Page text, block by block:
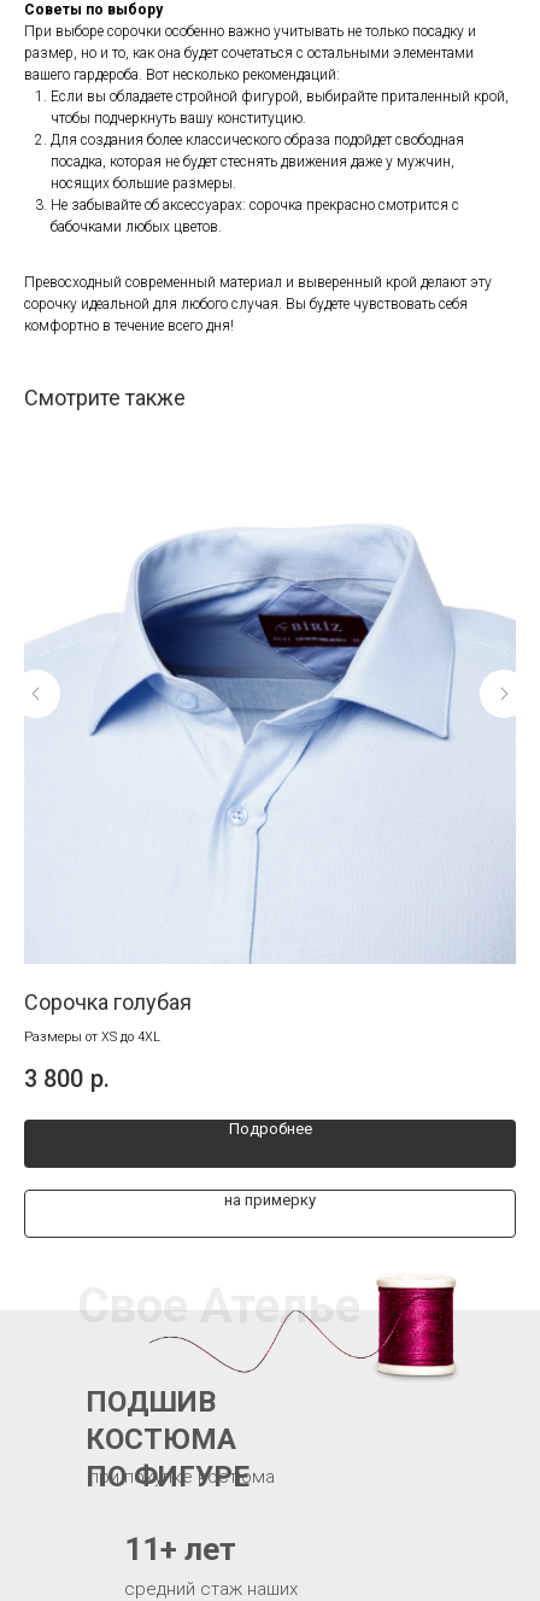
Советы по выбору
При выборе сорочки особенно важно учитывать не только посадку и
размер, но и то, как она будет сочетаться с остальными элементами
вашего гардероба. Вот несколько рекомендаций:
Если вы обладаете стройной фигурой, выбирайте приталенный крой,
чтобы подчеркнуть вашу конституцию.
Для создания более классического образа подойдет свободная
посадка, которая не будет стеснять движения даже у мужчин,
носящих большие размеры.
Не забывайте об аксессуарах: сорочка прекрасно смотрится с
бабочками любых цветов.
Превосходный современный материал и выверенный крой делают эту
сорочку идеальной для любого случая. Вы будете чувствовать себя
комфортно в течение всего дня!
Смотрите также
Сорочка голубая
Размеры от XS до 4XL
3 800 р.
Подробнее
на примерку
при покупке костюма
ПОДШИВ
КОСТЮМА
ПО ФИГУРЕ
Свое Ателье
средний стаж наших
11+ лет